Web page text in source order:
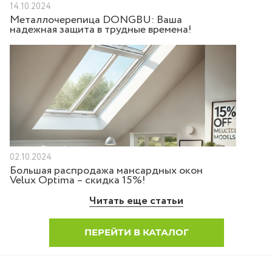
14.10.2024
Металлочерепица DONGBU: Ваша
надежная защита в трудные времена!
02.10.2024
Большая распродажа мансардных окон
Velux Optima – скидка 15%!
Читать еще статьи
ПЕРЕЙТИ В КАТАЛОГ